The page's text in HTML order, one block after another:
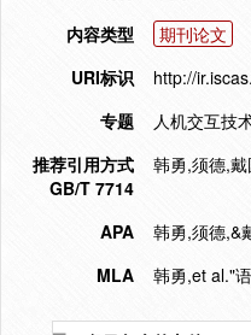
内容类型
期刊论文
URI标识
http://
专题
人机交互技
推荐引用方式
GB/T 7714
韩勇,须德,
APA 韩勇,须德,&
MLA
韩勇,et al."